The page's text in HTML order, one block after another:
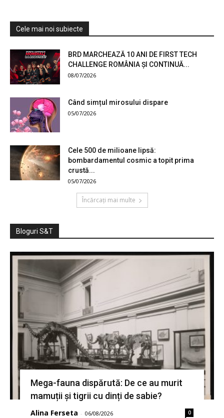
Cele mai noi subiecte
BRD MARCHEAZĂ 10 ANI DE FIRST TECH
CHALLENGE ROMÂNIA ȘI CONTINUĂ...
08/07/2026
Când simțul mirosului dispare
05/07/2026
Cele 500 de milioane lipsă:
bombardamentul cosmic a topit prima
crustă...
05/07/2026
Încărcați mai multe
Bloguri S&T
Mega-fauna dispărută: De ce au murit
mamuții și tigrii cu dinți de sabie?
Alina Ferseta - 06/08/2026 0